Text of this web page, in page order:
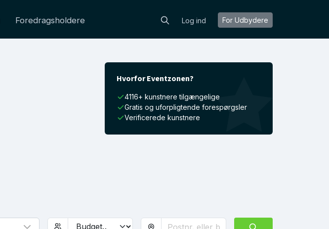
Foredragsholdere Log ind For Udbydere
Hvorfor Eventzonen?
4116+ kunstnere tilgængelige
Gratis og uforpligtende forespørgsler
Verificerede kunstnere